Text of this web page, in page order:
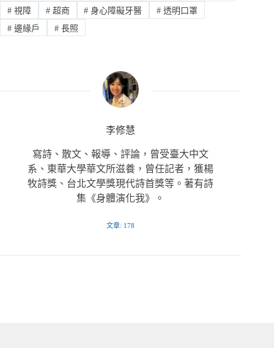
#視障 #超商 # 身心障礙牙醫 # 透明口罩
#邊緣戶 #長照
李修慧
寫詩、散文、報導、評論，曾受臺大中文
系、東華大學華文所滋養，曾任記者，獲楊
牧詩獎、台北文學獎現代詩首獎等。著有詩
集《身體演化我》。
文章: 178